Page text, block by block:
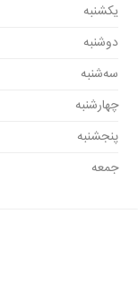
یکشنبه
دوشنبه
سه‌شنبه
چهارشنبه
پنجشنبه
جمعه